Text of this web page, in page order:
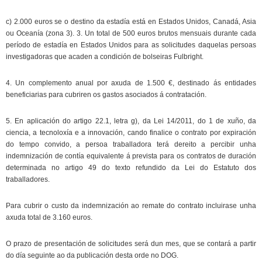
c) 2.000 euros se o destino da estadía está en Estados Unidos, Canadá, Asia
ou Oceanía (zona 3). 3. Un total de 500 euros brutos mensuais durante cada
período de estadía en Estados Unidos para as solicitudes daquelas persoas
investigadoras que acaden a condición de bolseiras Fulbright.
4. Un complemento anual por axuda de 1.500 €, destinado ás entidades
beneficiarias para cubriren os gastos asociados á contratación.
5. En aplicación do artigo 22.1, letra g), da Lei 14/2011, do 1 de xuño, da
ciencia, a tecnoloxía e a innovación, cando finalice o contrato por expiración
do tempo convido, a persoa traballadora terá dereito a percibir unha
indemnización de contía equivalente á prevista para os contratos de duración
determinada no artigo 49 do texto refundido da Lei do Estatuto dos
traballadores.
Para cubrir o custo da indemnización ao remate do contrato incluirase unha
axuda total de 3.160 euros.
O prazo de presentación de solicitudes será dun mes, que se contará a partir
do día seguinte ao da publicación desta orde no DOG.